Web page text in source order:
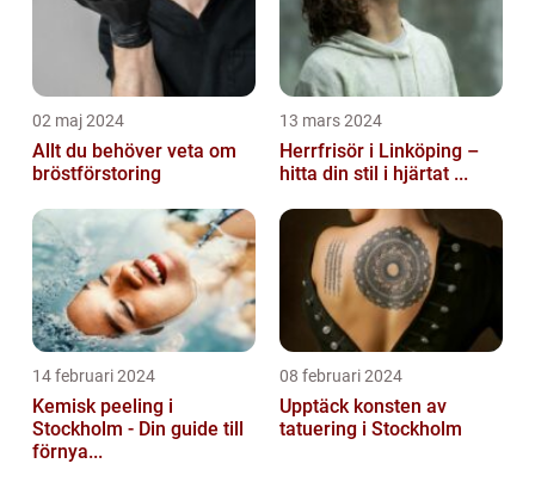
02 maj 2024
Allt du behöver veta om
bröstförstoring
13 mars 2024
Herrfrisör i Linköping –
hitta din stil i hjärtat ...
14 februari 2024
Kemisk peeling i
Stockholm - Din guide till
förnya...
08 februari 2024
Upptäck konsten av
tatuering i Stockholm